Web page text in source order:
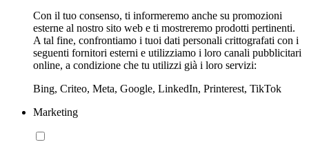
Con il tuo consenso, ti informeremo anche su promozioni
esterne al nostro sito web e ti mostreremo prodotti pertinenti.
A tal fine, confrontiamo i tuoi dati personali crittografati con i
seguenti fornitori esterni e utilizziamo i loro canali pubblicitari
online, a condizione che tu utilizzi già i loro servizi:
Bing, Criteo, Meta, Google, LinkedIn, Printerest, TikTok
Marketing